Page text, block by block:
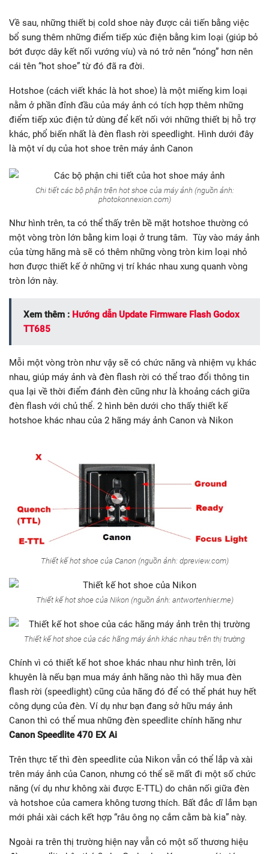
Về sau, những thiết bị cold shoe này được cải tiến bằng việc
bổ sung thêm những điểm tiếp xúc điện bằng kim loại (giúp bỏ
bớt được dây kết nối vướng víu) và nó trở nên “nóng” hơn nên
cái tên “hot shoe” từ đó đã ra đời.
Hotshoe (cách viết khác là hot shoe) là một miếng kim loại
nằm ở phần đỉnh đầu của máy ảnh có tích hợp thêm những
điểm tiếp xúc điện tử dùng để kết nối với những thiết bị hỗ trợ
khác, phổ biến nhất là đèn flash rời speedlight. Hình dưới đây
là một ví dụ của hot shoe trên máy ảnh Canon
Chi tiết các bộ phận trên hot shoe của máy ảnh (nguồn ảnh:
photokonnexion.com)
Như hình trên, ta có thể thấy trên bề mặt hotshoe thường có
một vòng tròn lớn bằng kim loại ở trung tâm. Tùy vào máy ảnh
của từng hãng mà sẽ có thêm những vòng tròn kim loại nhỏ
hơn được thiết kế ở những vị trí khác nhau xung quanh vòng
tròn lớn này.
Xem thêm : Hướng dẫn Update Firmware Flash Godox
TT685
Mỗi một vòng tròn như vậy sẽ có chức năng và nhiệm vụ khác
nhau, giúp máy ảnh và đèn flash rời có thể trao đổi thông tin
qua lại về thời điểm đánh đèn cũng như là khoảng cách giữa
đèn flash với chủ thể. 2 hình bên dưới cho thấy thiết kế
hotshoe khác nhau của 2 hãng máy ảnh Canon và Nikon
Thiết kế hot shoe của Canon (nguồn ảnh: dpreview.com)
Thiết kế hot shoe của Nikon (nguồn ảnh: antwortenhier.me)
Thiết kế hot shoe của các hãng máy ảnh khác nhau trên thị trường
Chính vì có thiết kế hot shoe khác nhau như hình trên, lời
khuyên là nếu bạn mua máy ảnh hãng nào thì hãy mua đèn
flash rời (speedlight) cũng của hãng đó để có thể phát huy hết
công dụng của đèn. Ví dụ như bạn đang sở hữu máy ảnh
Canon thì có thể mua những đèn speedlite chính hãng như
Canon Speedlite 470 EX Ai
Trên thực tế thì đèn speedlite của Nikon vẫn có thể lắp và xài
trên máy ảnh của Canon, nhưng có thể sẽ mất đi một số chức
năng (ví dụ như không xài được E-TTL) do chân nối giữa đèn
và hotshoe của camera không tương thích. Bất đắc dĩ lắm bạn
mới phải xài cách kết hợp “râu ông nọ cắm cằm bà kia” này.
Ngoài ra trên thị trường hiện nay vẫn có một số thương hiệu